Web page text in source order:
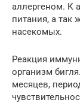
аллергеном. К
питания, а так
насекомых.
Реакция
организм
месяцев,